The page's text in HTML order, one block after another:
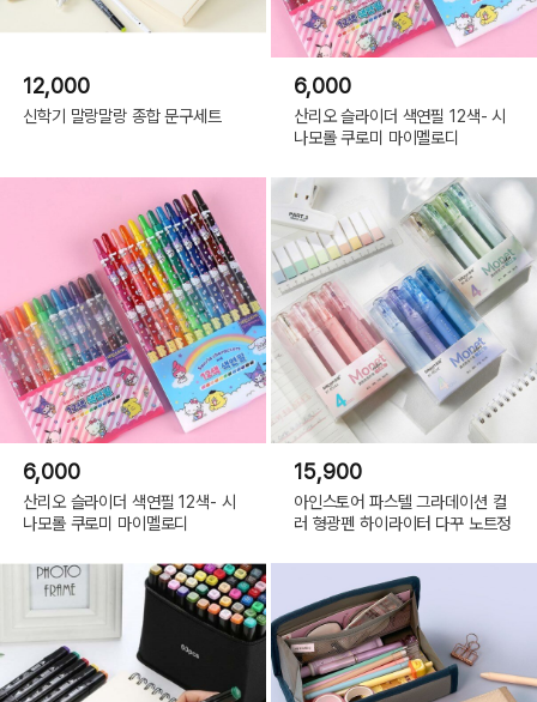
12,000
신학기 말랑말랑 종합 문구세트
6,000
산리오 슬라이더 색연필 12색- 시
나모롤 쿠로미 마이멜로디
6,000
산리오 슬라이더 색연필 12색- 시
나모롤 쿠로미 마이멜로디
15,900
아인스토어 파스텔 그라데이션 컬
러 형광펜 하이라이터 다꾸 노트정